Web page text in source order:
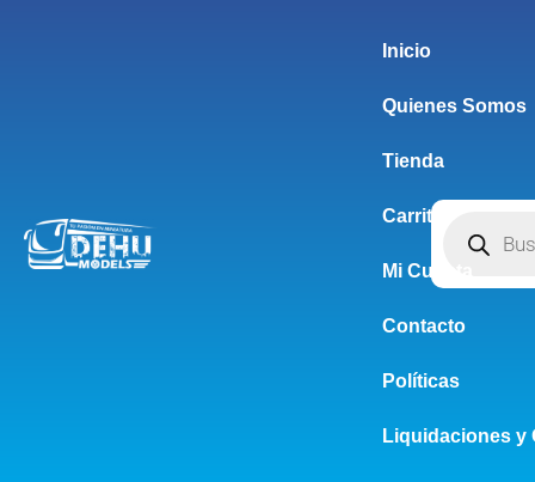
Inicio
Quienes Somos
Tienda
Carrito
Mi Cuenta
Contacto
Políticas
Liquidaciones y